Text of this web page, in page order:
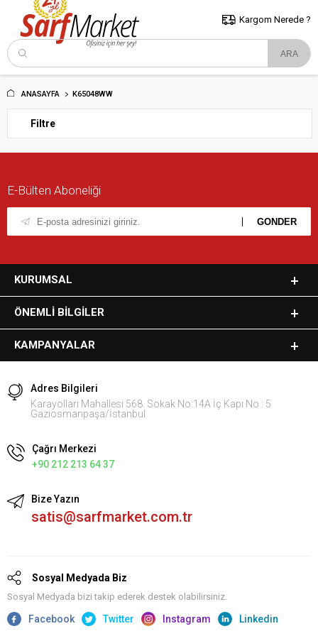
5000 TL ve Üzeri Alışverişlerde İstanbul İçi Kargo Bedava!
ve Trakya İçin Tıklayın..
Kargom Nerede ?
ANASAYFA K65048WW
Filtre
E-Bülten Aboneliği
KURUMSAL
ÖNEMLI BILGILER
KAMPANYALAR
Adres Bilgileri
Karayolları Mahallesi 568. Sokak No:14A İç Kapı No : 5
Gaziosmanpaşa/İstanbul
Çağrı Merkezi
+90 212 213 64 37
Bize Yazın
satis@sarfmarket.com.tr
Sosyal Medyada Biz
Sosyal Medyada bizi takip ederek destek olabilirsiniz.
Facebook Twitter Instagram Linkedin